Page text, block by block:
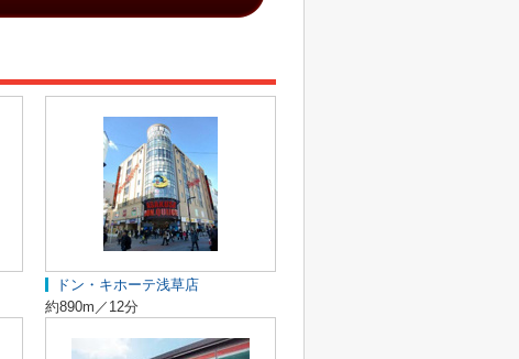
ドン・キホーテ浅草店
約890m／12分